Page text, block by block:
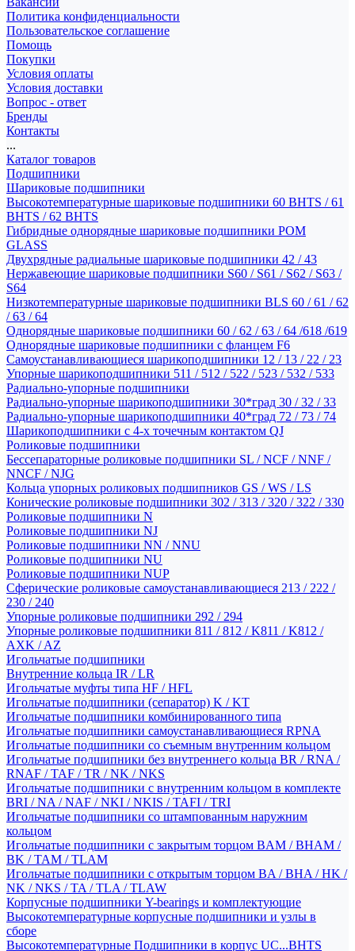
Политика конфиденциальности
Пользовательское соглашение
Помощь
Покупки
Условия оплаты
Условия доставки
Вопрос - ответ
Бренды
Контакты
...
Каталог товаров
Подшипники
Шариковые подшипники
Высокотемпературные шариковые подшипники 60 BHTS / 61
BHTS / 62 BHTS
Гибридные однорядные шариковые подшипники POM
GLASS
Двухрядные радиальные шариковые подшипники 42 / 43
Нержавеющие шариковые подшипники S60 / S61 / S62 / S63 /
S64
Низкотемпературные шариковые подшипники BLS 60 / 61 / 62
/ 63 / 64
Однорядные шариковые подшипники 60 / 62 / 63 / 64 /618 /619
Однорядные шариковые подшипники с фланцем F6
Самоустанавливающиеся шарикоподшипники 12 / 13 / 22 / 23
Упорные шарикоподшипники 511 / 512 / 522 / 523 / 532 / 533
Радиально-упорные подшипники
Радиально-упорные шарикоподшипники 30*град 30 / 32 / 33
Радиально-упорные шарикоподшипники 40*град 72 / 73 / 74
Шарикоподшипники с 4-х точечным контактом QJ
Роликовые подшипники
Бессепараторные роликовые подшипники SL / NCF / NNF /
NNCF / NJG
Кольца упорных роликовых подшипников GS / WS / LS
Конические роликовые подшипники 302 / 313 / 320 / 322 / 330
Роликовые подшипники N
Роликовые подшипники NJ
Роликовые подшипники NN / NNU
Роликовые подшипники NU
Роликовые подшипники NUP
Сферические роликовые самоустанавливающиеся 213 / 222 /
230 / 240
Упорные роликовые подшипники 292 / 294
Упорные роликовые подшипники 811 / 812 / K811 / K812 /
AXK / AZ
Игольчатые подшипники
Внутренние кольца IR / LR
Игольчатые муфты типа HF / HFL
Игольчатые подшипники (сепаратор) K / KT
Игольчатые подшипники комбинированного типа
Игольчатые подшипники самоустанавливающиеся RPNA
Игольчатые подшипники со съемным внутренним кольцом
Игольчатые подшипники без внутреннего кольца BR / RNA /
RNAF / TAF / TR / NK / NKS
Игольчатые подшипники с внутренним кольцом в комплекте
BRI / NA / NAF / NKI / NKIS / TAFI / TRI
Игольчатые подшипники со штампованным наружним
кольцом
Игольчатые подшипники с закрытым торцом BAM / BHAM /
BK / TAM / TLAM
Игольчатые подшипники с открытым торцом BA / BHA / HK /
NK / NKS / TA / TLA / TLAW
Корпусные подшипники Y-bearings и комплектующие
Высокотемпературные корпусные подшипники и узлы в
сборе
Высокотемпературные Подшипники в корпус UC...BHTS